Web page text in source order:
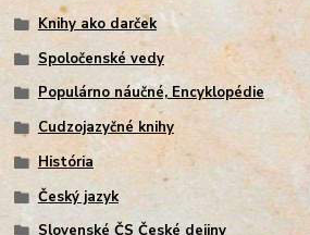
Knihy ako darček
Spoločenské vedy
Populárno náučné, Encyklopédie
Cudzojazyčné knihy
História
Český jazyk